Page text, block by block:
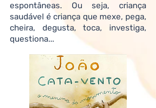
espontâneas. Ou seja, criança
saudável é criança que mexe, pega,
cheira, degusta, toca, investiga,
questiona...